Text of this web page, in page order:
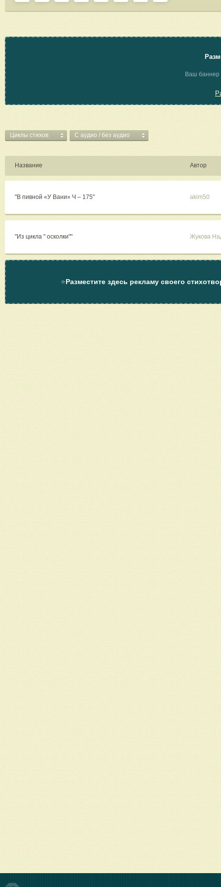
Ваш баннер
Циклы стихов C аудио / без аудио
Название Автор
"В пивной «У Вани» Ч – 175" akim50
"Из цикла " осколки"" Жукова
⭐Разместите здесь рекламу своего